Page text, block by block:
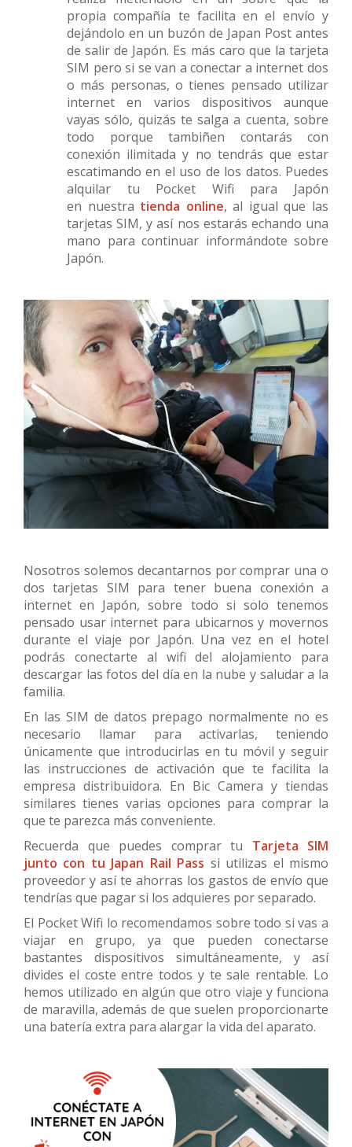
propia compañía te facilita en el envío y
dejándolo en un buzón de Japan Post antes
de salir de Japón. Es más caro que la tarjeta
SIM pero si se van a conectar a internet dos
o más personas, o tienes pensado utilizar
internet en varios dispositivos aunque
vayas sólo, quizás te salga a cuenta, sobre
todo porque tambiñen contarás con
conexión ilimitada y no tendrás que estar
escatimando en el uso de los datos. Puedes
alquilar tu Pocket Wifi para Japón
en nuestra tienda online, al igual que las
tarjetas SIM, y así nos estarás echando una
mano para continuar informándote sobre
Japón.
Nosotros solemos decantarnos por comprar una o
dos tarjetas SIM para tener buena conexión a
internet en Japón, sobre todo si solo tenemos
pensado usar internet para ubicarnos y movernos
durante el viaje por Japón. Una vez en el hotel
podrás conectarte al wifi del alojamiento para
descargar las fotos del día en la nube y saludar a la
familia.
En las SIM de datos prepago normalmente no es
necesario llamar para activarlas, teniendo
únicamente que introducirlas en tu móvil y seguir
las instrucciones de activación que te facilita la
empresa distribuidora. En Bic Camera y tiendas
similares tienes varias opciones para comprar la
que te parezca más conveniente.
Recuerda que puedes comprar tu Tarjeta SIM
junto con tu Japan Rail Pass si utilizas el mismo
proveedor y así te ahorras los gastos de envío que
tendrías que pagar si los adquieres por separado.
El Pocket Wifi lo recomendamos sobre todo si vas a
viajar en grupo, ya que pueden conectarse
bastantes dispositivos simultáneamente, y así
divides el coste entre todos y te sale rentable. Lo
hemos utilizado en algún que otro viaje y funciona
de maravilla, además de que suelen proporcionarte
una batería extra para alargar la vida del aparato.